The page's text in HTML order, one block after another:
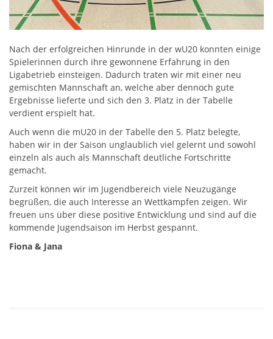
Nach der erfolgreichen Hinrunde in der wU20 konnten einige
Spielerinnen durch ihre gewonnene Erfahrung in den
Ligabetrieb einsteigen. Dadurch traten wir mit einer neu
gemischten Mannschaft an, welche aber dennoch gute
Ergebnisse lieferte und sich den 3. Platz in der Tabelle
verdient erspielt hat.
Auch wenn die mU20 in der Tabelle den 5. Platz belegte,
haben wir in der Saison unglaublich viel gelernt und sowohl
einzeln als auch als Mannschaft deutliche Fortschritte
gemacht.
Zurzeit können wir im Jugendbereich viele Neuzugänge
begrüßen, die auch Interesse an Wettkämpfen zeigen. Wir
freuen uns über diese positive Entwicklung und sind auf die
kommende Jugendsaison im Herbst gespannt.
Fiona & Jana